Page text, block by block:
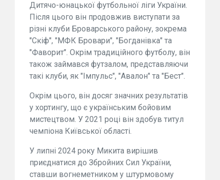
Дитячо-юнацької футбольної ліги України.
Після цього він продовжив виступати за
різні клуби Броварського району, зокрема
"Скіф", "МФК Бровари", "Богданівка" та
"Фаворит". Окрім традиційного футболу, він
також займався футзалом, представляючи
такі клуби, як "Імпульс", "Авалон" та "Бест".
Окрім цього, він досяг значних результатів
у хортингу, що є українським бойовим
мистецтвом. У 2021 році він здобув титул
чемпіона Київської області.
У липні 2024 року Микита вирішив
приєднатися до Збройних Сил України,
ставши вогнеметником у штурмовому